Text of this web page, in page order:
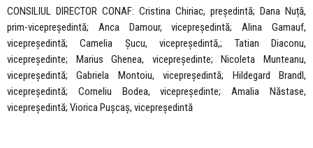
CONSILIUL DIRECTOR CONAF: Cristina Chiriac, președintă; Dana Nuță,
prim-vicepreședintă; Anca Damour, vicepreședintă; Alina Gamauf,
vicepreședintă; Camelia Șucu, vicepreședintă,; Tatian Diaconu,
vicepreședinte; Marius Ghenea, vicepreședinte; Nicoleta Munteanu,
vicepreședintă; Gabriela Montoiu, vicepreședintă; Hildegard Brandl,
vicepreședintă; Corneliu Bodea, vicepreședinte; Amalia Năstase,
vicepreședintă; Viorica Pușcaș, vicepreședintă